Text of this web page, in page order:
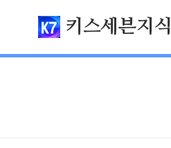
키스세븐지식